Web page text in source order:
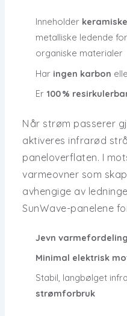
Inneholder
metalliske ledende
organiske materialer
Har ingen karbon
Er 100 %
Når strøm passerer
aktiveres infrarød
paneloverflaten. I
varmeovner som
avhengige av
SunWave-panelene
Jevn varmefordeling
Minimal elektrisk
Stabil, langbølget
strømforbruk